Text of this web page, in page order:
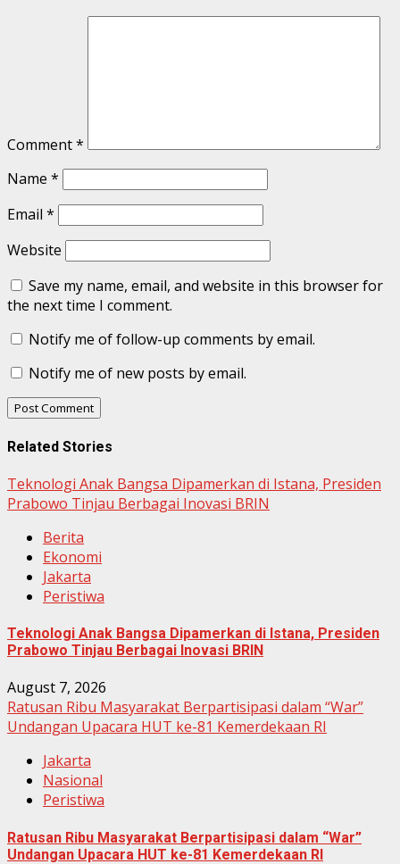
Comment*
Name *
Email *
Website
Save my name, email, and website in this browser for
the next time I comment.
Notify me of follow-up comments by email.
Notify me of new posts by email.
Related Stories
Teknologi Anak Bangsa Dipamerkan di Istana, Presiden
Prabowo Tinjau Berbagai Inovasi BRIN
Berita
Ekonomi
Jakarta
Peristiwa
Teknologi Anak Bangsa Dipamerkan di Istana, Presiden
Prabowo Tinjau Berbagai Inovasi BRIN
August 7, 2026
Ratusan Ribu Masyarakat Berpartisipasi dalam “War”
Undangan Upacara HUT ke-81 Kemerdekaan RI
Jakarta
Nasional
Peristiwa
Ratusan Ribu Masyarakat Berpartisipasi dalam “War”
Undangan Upacara HUT ke-81 Kemerdekaan RI